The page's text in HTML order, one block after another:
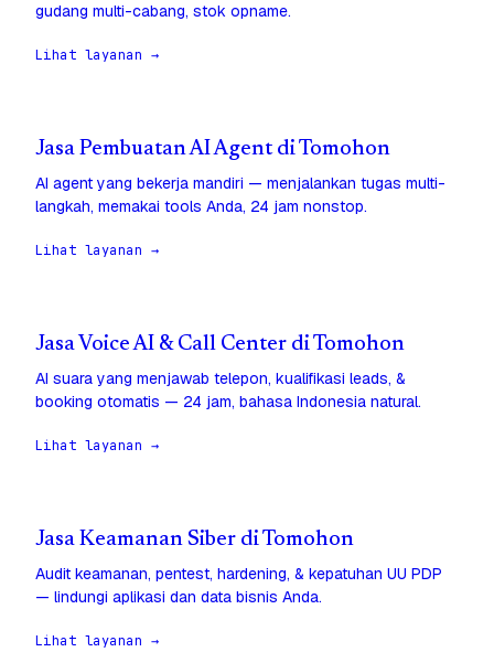
gudang multi-cabang, stok opname.
Lihat layanan →
Jasa Pembuatan AI Agent di Tomohon
AI agent yang bekerja mandiri — menjalankan tugas multi-
langkah, memakai tools Anda, 24 jam nonstop.
Lihat layanan →
Jasa Voice AI & Call Center di Tomohon
AI suara yang menjawab telepon, kualifikasi leads, &
booking otomatis — 24 jam, bahasa Indonesia natural.
Lihat layanan →
Jasa Keamanan Siber di Tomohon
Audit keamanan, pentest, hardening, & kepatuhan UU PDP
— lindungi aplikasi dan data bisnis Anda.
Lihat layanan →